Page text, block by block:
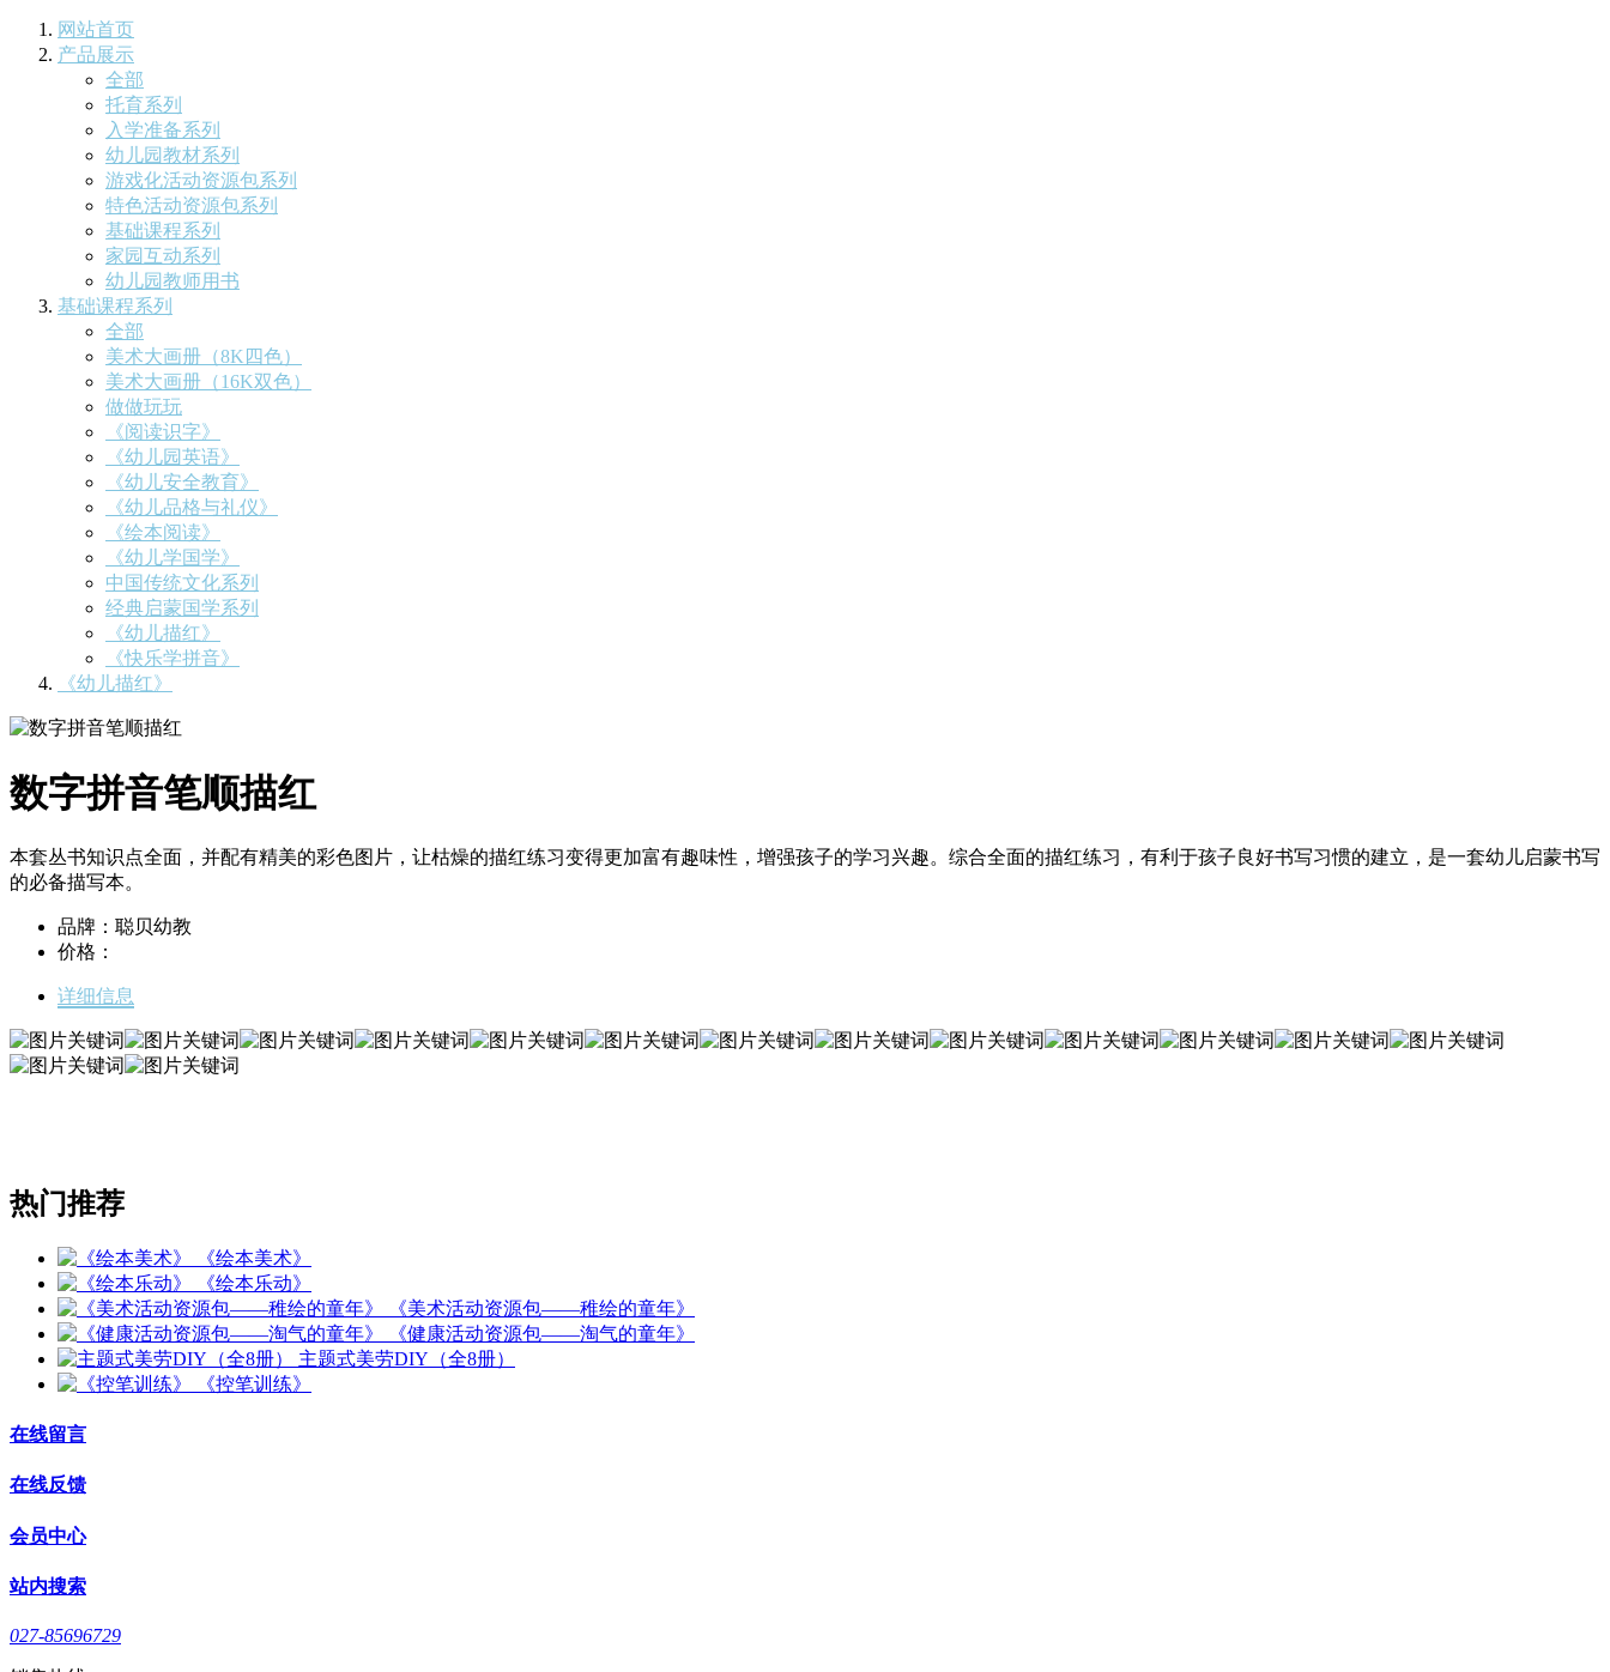
网站首页
产品展示
全部
托育系列
入学准备系列
幼儿园教材系列
游戏化活动资源包系列
特色活动资源包系列
基础课程系列
家园互动系列
幼儿园教师用书
基础课程系列
全部
美术大画册（8K四色）
美术大画册（16K双色）
做做玩玩
《阅读识字》
《幼儿园英语》
《幼儿安全教育》
《幼儿品格与礼仪》
《绘本阅读》
《幼儿学国学》
中国传统文化系列
经典启蒙国学系列
《幼儿描红》
《快乐学拼音》
《幼儿描红》
数字拼音笔顺描红
本套丛书知识点全面，并配有精美的彩色图片，让枯燥的描红练习变得更加富有趣味性，增强孩子的学习兴趣。综合全面的描红练习，有利于孩子良好书写习惯的建立，是一套幼儿启蒙书写
的必备描写本。
品牌：聪贝幼教
价格：
详细信息
热门推荐
《绘本美术》
《绘本乐动》
《美术活动资源包——稚绘的童年》
《健康活动资源包——淘气的童年》
主题式美劳DIY（全8册）
《控笔训练》
在线留言
在线反馈
会员中心
站内搜索
027-85696729